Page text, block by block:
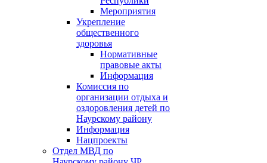
Мероприятия
Укрепление
общественного
здоровья
Нормативные
правовые акты
Информация
Комиссия по
организации отдыха и
оздоровления детей по
Наурскому району
Информация
Нацпроекты
Отдел МВД по